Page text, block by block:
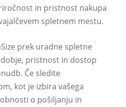
in pristnost nakupa
spletnem mestu.
prek uradne spletne
pristnost in dostop
Če sledite
kot je izbira vašega
o pošiljanju in